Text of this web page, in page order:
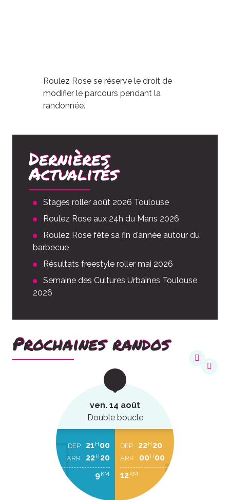
Roulez Rose se réserve le droit de
modifier le parcours pendant la
randonnée.
Dernières
Actualités
Stages roller août 2026 Toulouse
Roulez Rose aux 24h du Mans 2026
Roulez Rose fête sa fin d’année autour du
barbecue
Résultats freestyle roller mai 2026
Semaine des Cultures Urbaines Toulouse
2026
Prochaines randos
ven. 14 août
Double boucle
DEP 21 H 00
ARR 22H 20
9KM
DEP 22H 20
ARR 00H 00
12KM